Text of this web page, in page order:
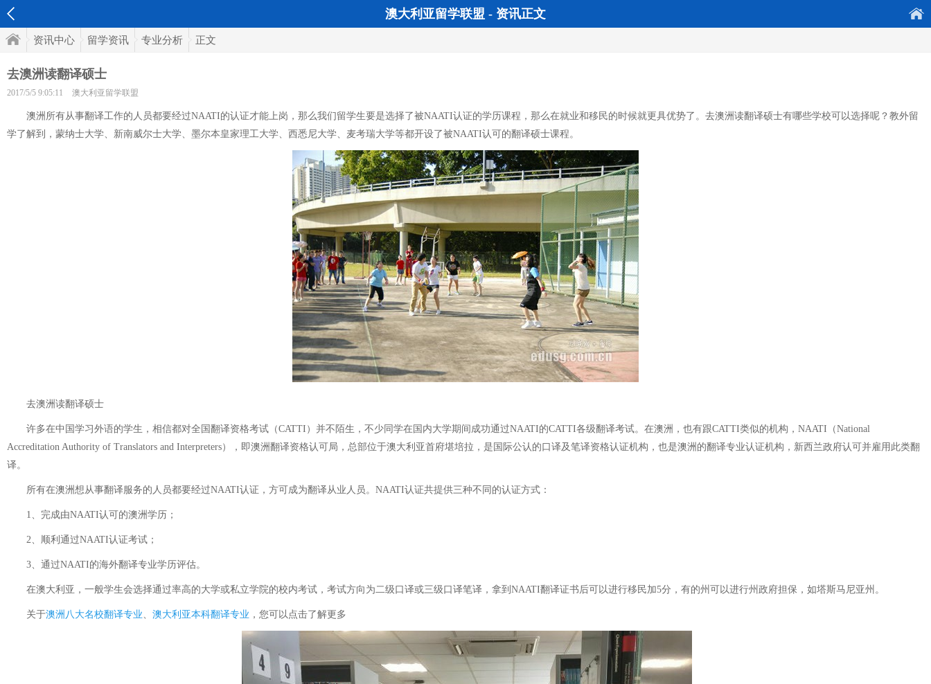
澳大利亚留学联盟 - 资讯正文
资讯中心 留学资讯 专业分析 正文
去澳洲读翻译硕士
2017/5/5 9:05:11 澳大利亚留学联盟
澳洲所有从事翻译工作的人员都要经过NAATI的认证才能上岗，那么我们留学生要是选择了被NAATI认证的学历课程，那么在就业和移民的时候就更具优势了。去澳洲读翻译硕士有哪些学校可以选择呢？教外留
学了解到，蒙纳士大学、新南威尔士大学、墨尔本皇家理工大学、西悉尼大学、麦考瑞大学等都开设了被NAATI认可的翻译硕士课程。
去澳洲读翻译硕士
许多在中国学习外语的学生，相信都对全国翻译资格考试（CATTI）并不陌生，不少同学在国内大学期间成功通过NAATI的CATTI各级翻译考试。在澳洲，也有跟CATTI类似的机构，NAATI（National
Accreditation Authority of Translators and Interpreters），即澳洲翻译资格认可局，总部位于澳大利亚首府堪培拉，是国际公认的口译及笔译资格认证机构，也是澳洲的翻译专业认证机构，新西兰政府认可并雇用此类翻
译。
所有在澳洲想从事翻译服务的人员都要经过NAATI认证，方可成为翻译从业人员。NAATI认证共提供三种不同的认证方式：
1、完成由NAATI认可的澳洲学历；
2、顺利通过NAATI认证考试；
3、通过NAATI的海外翻译专业学历评估。
在澳大利亚，一般学生会选择通过率高的大学或私立学院的校内考试，考试方向为二级口译或三级口译笔译，拿到NAATI翻译证书后可以进行移民加5分，有的州可以进行州政府担保，如塔斯马尼亚州。
关于澳洲八大名校翻译专业、 澳大利亚本科翻译专业 ，您可以点击了解更多